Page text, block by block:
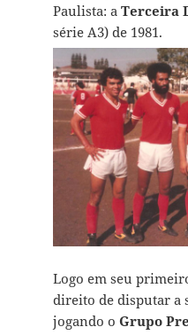
Paulista: a Terceira
série A3) de 1981.
Logo em seu
direito de disputar a
jogando o Grupo